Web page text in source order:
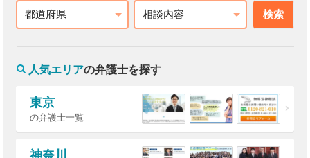
都道府県 相談内容 検索
人気エリアの弁護士を探す
東京
の弁護士一覧
神奈川